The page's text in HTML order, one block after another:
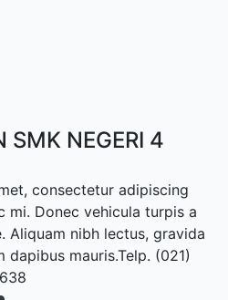
SMK NEGERI 4
consectetur adipiscing
mi. Donec vehicula turpis a
Aliquam nibh lectus, gravida
mauris.Telp. (021)